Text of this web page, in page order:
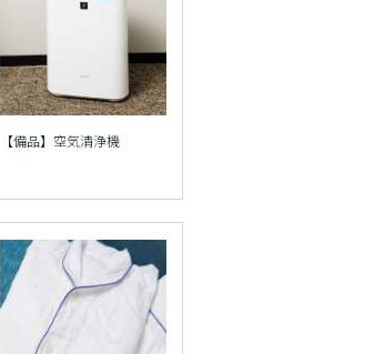
【備品】空気清浄機